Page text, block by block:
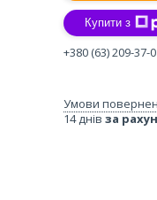
Купити з
+380 (63) 209-37-
14 днів за